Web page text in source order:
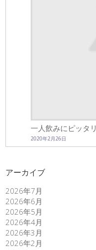
一人飲みにピッタリ
2020年2月26日
アーカイブ
2026年7月
2026年6月
2026年5月
2026年4月
2026年3月
2026年2月